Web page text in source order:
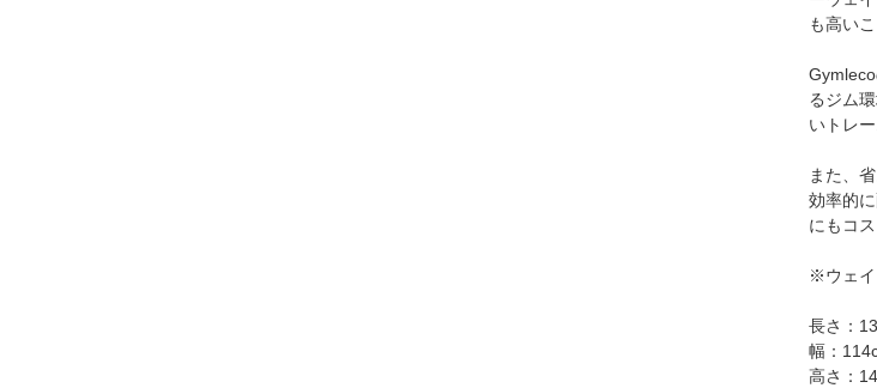
も高い
るジム
いトレ
また、
効率的
にもコ
※ウェイ
長さ：
幅：
高さ：